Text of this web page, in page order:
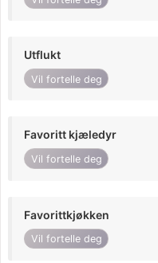
Utflukt
Vil fortelle deg
Favoritt kjæledyr
Vil fortelle deg
Favorittkjøkken
Vil fortelle deg